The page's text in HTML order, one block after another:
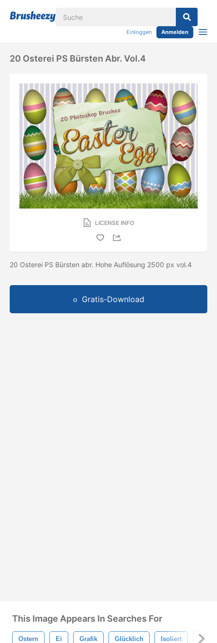
Einloggen Anmelden
20 Osterei PS Bürsten Abr. Vol.4
LICENSE INFO
20 Osterei PS Bürsten abr. Hohe Auflösung 2500 px vol.4
Gratis-Download
This Image Appears In Searches For
Ostern Ei Grafik Glücklich Isoliert Natur